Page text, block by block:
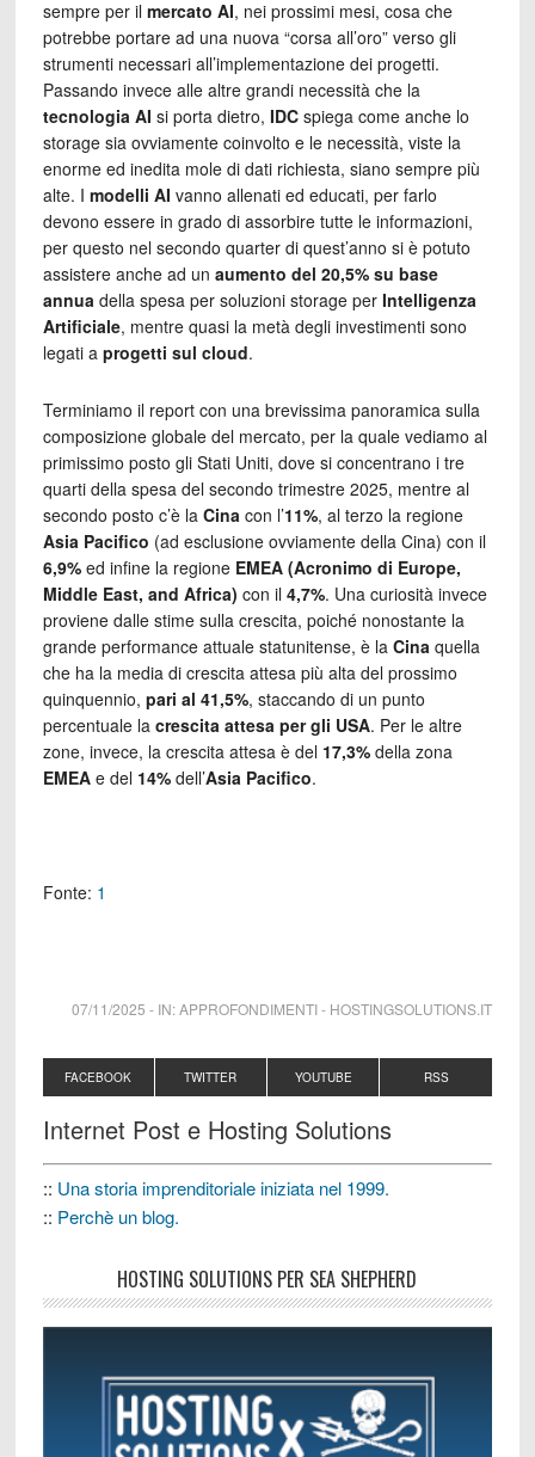
sempre per il mercato AI, nei prossimi mesi, cosa che
potrebbe portare ad una nuova “corsa all’oro” verso gli
strumenti necessari all’implementazione dei progetti.
Passando invece alle altre grandi necessità che la
tecnologia AI si porta dietro, IDCspiega come anche lo
storage sia ovviamente coinvolto e le necessità, viste la
enorme ed inedita mole di dati richiesta, siano sempre più
alte. I modelli AI vanno allenati ed educati, per farlo
devono essere in grado di assorbire tutte le informazioni,
per questo nel secondo quarter di quest’anno si è potuto
assistere anche ad un aumento del 20,5% su base
annua della spesa per soluzioni storage per Intelligenza
Artificiale, mentre quasi la metà degli investimenti sono
legati a progetti sul cloud.
Terminiamo il report con una brevissima panoramica sulla
composizione globale del mercato, per la quale vediamo al
primissimo posto gli Stati Uniti, dove si concentrano i tre
quarti della spesa del secondo trimestre 2025, mentre al
secondo posto c’è la Cina con l’11%, al terzo la regione
Asia Pacifico (ad esclusione ovviamente della Cina) con il
6,9%ed infine la regione EMEA (Acronimo di Europe,
Middle East, and Africa) con il 4,7%. Una curiosità invece
proviene dalle stime sulla crescita, poiché nonostante la
grande performance attuale statunitense, è la Cina quella
che ha la media di crescita attesa più alta del prossimo
quinquennio, pari al 41,5%, staccando di un punto
percentuale la crescita attesa per gli USA. Per le altre
zone, invece, la crescita attesa è del 17,3%della zona
EMEAe del 14%dell’Asia Pacifico.
Fonte: 1
07/11/2025 - IN:APPROFONDIMENTI- HOSTINGSOLUTIONS.IT
FACEBOOK TWITTER YOUTUBE RSS
Internet Post e Hosting Solutions
:: Una storia imprenditoriale iniziata nel 1999.
:: Perchè un blog.
HOSTING SOLUTIONS PER SEA SHEPHERD